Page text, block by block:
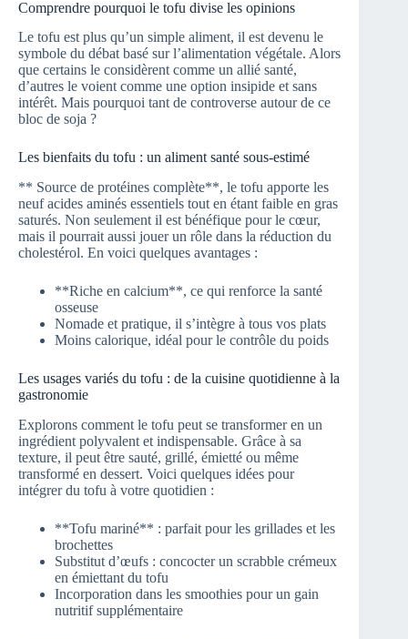
Comprendre pourquoi le tofu divise les opinions
Le tofu est plus qu’un simple aliment, il est devenu le
symbole du débat basé sur l’alimentation végétale. Alors
que certains le considèrent comme un allié santé,
d’autres le voient comme une option insipide et sans
intérêt. Mais pourquoi tant de controverse autour de ce
bloc de soja ?
Les bienfaits du tofu : un aliment santé sous-estimé
** Source de protéines complète**, le tofu apporte les
neuf acides aminés essentiels tout en étant faible en gras
saturés. Non seulement il est bénéfique pour le cœur,
mais il pourrait aussi jouer un rôle dans la réduction du
cholestérol. En voici quelques avantages :
**Riche en calcium**, ce qui renforce la santé
osseuse
Nomade et pratique, il s’intègre à tous vos plats
Moins calorique, idéal pour le contrôle du poids
Les usages variés du tofu : de la cuisine quotidienne à la
gastronomie
Explorons comment le tofu peut se transformer en un
ingrédient polyvalent et indispensable. Grâce à sa
texture, il peut être sauté, grillé, émietté ou même
transformé en dessert. Voici quelques idées pour
intégrer du tofu à votre quotidien :
**Tofu mariné** : parfait pour les grillades et les
brochettes
Substitut d’œufs : concocter un scrabble crémeux
en émiettant du tofu
Incorporation dans les smoothies pour un gain
nutritif supplémentaire